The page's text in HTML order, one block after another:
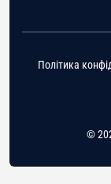
©
Політика